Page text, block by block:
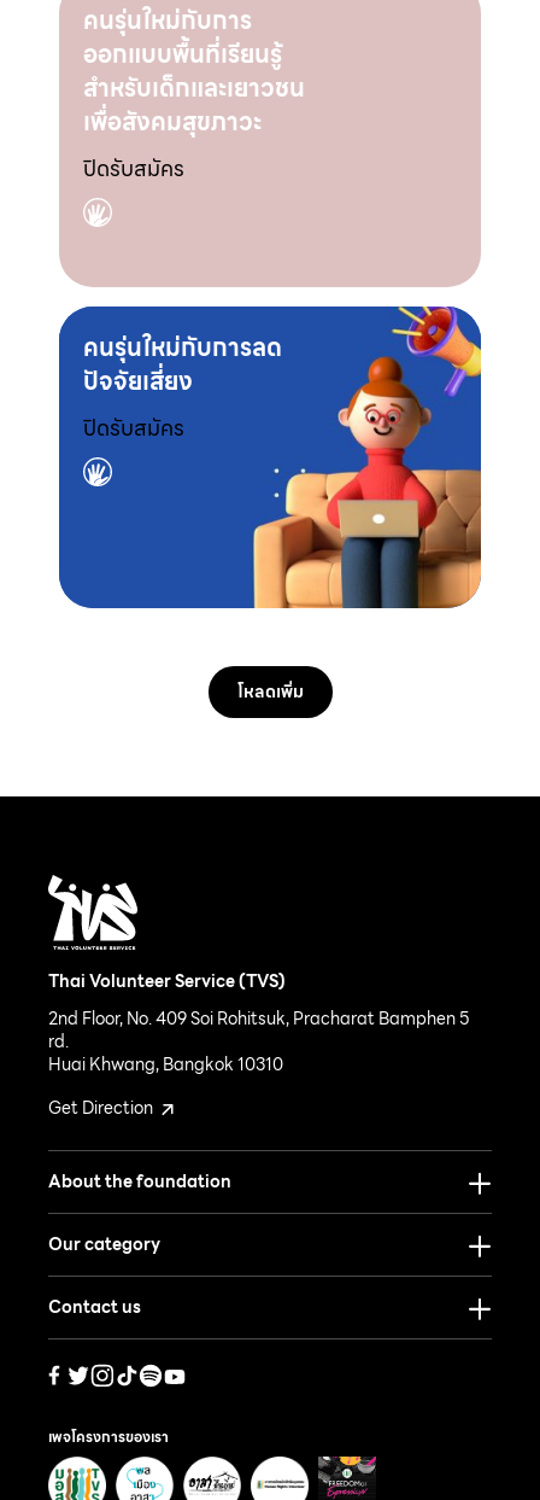
คนรุ่นใหม่กับการ
ออกแบบพื้นที่เรียนรู้
สำหรับเด็กและเยาวชน
เพื่อสังคมสุขภาวะ
ปิดรับสมัคร
คนรุ่นใหม่กับการลด
ปัจจัยเสี่ยง
ปิดรับสมัคร
โหลดเพิ่ม
Thai Volunteer Service (TVS)
2nd Floor, No. 409 Soi Rohitsuk, Pracharat Bamphen 5
rd.
Huai Khwang, Bangkok 10310
Get Direction
About the foundation
Our category
Contact us
เพจโครงการของเรา